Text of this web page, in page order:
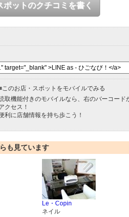
ポットのクチコミを書く
このお店・スポットをモバイルでみる
取機能付きのモバイルなら、右のバーコード
クセス！
利に店舗情報を持ち歩こう！
も見ています
Le・Copin
ネイル